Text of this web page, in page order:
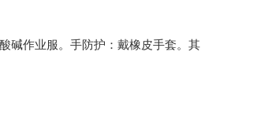
碱作业服。手防护：戴橡皮手套。其